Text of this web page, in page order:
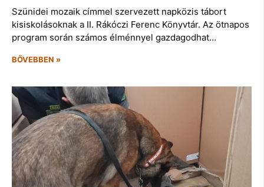
Szünidei mozaik címmel szervezett napközis tábort
kisiskolásoknak a II. Rákóczi Ferenc Könyvtár. Az ötnapos
program során számos élménnyel gazdagodhat…
BŐVEBBEN »